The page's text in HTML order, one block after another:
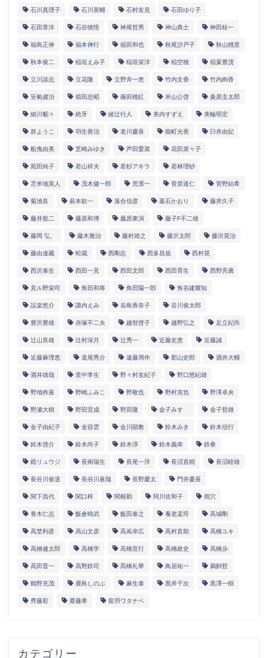
石川真理子 石川英輔 石村友見 石田ゆり子
石田章洋 石谷慎悟 神尾哲男 神山典士 神田桂一
福島正伸 福本伸行 福田和也 秋尾沙戸子 秋山桃里
秋本俊二 稲垣えみ子 稲垣栄洋 稲空穂 稲葉豊茂
立川談志 立花隆 立野井一恵 竹内文香 竹内絢香
笹氣健治 箱田忠昭 篠田桃紅 米山公啓 粂原圭太郎
細川貂々 絶牙 綾辻行人 美内すずえ 美輪明宏
群ようこ 羽生善治 老川慶喜 能町光香 臼井由妃
船曳由美 芝崎みゆき 芦田愛菜 花田菜々子
苑田純子 若山祥夫 若杉アキラ 若林理砂
苫米地英人 茂木健一郎 荒濱一 菅原道仁 菅野結希
菊池良 萩本欽一 落合信彦 葉石かおり 藤井久子
藤井龍二 藤原和博 藤原東演 藤子F不二雄
藤岡 弘、 藤木雅治 藤村靖之 藤沢太郎 藤沢晃治
藤由達藏 蛇蔵 西剛志 西多昌規 西村晃
西沢泰生 西田一見 西田文郎 西田育生 西野亮廣
見ル野栄司 角田和将 角田陽一郎 角谷建耀知
設楽悠介 諏内えみ 谷島香奈子 谷川俊太郎
豊沢豊雄 赤塚不二夫 越智啓子 越野弘之 足立紀尚
辻山良雄 辻村深月 辻秀一 近藤史恵 近藤誠
近藤麻理恵 道尾秀介 遠藤周作 郡山史郎 酒井大輔
酒井雄哉 里中李生 野々村友紀子 野口悠紀雄
野地秩嘉 野崎ふみこ 野敬也 野村克也 野澤卓央
野瀬大樹 野田宜成 野田隆 金子みすゞ 金子哲雄
金子由紀子 金容雲 金川顕教 鈴木みき 鈴木信行
鈴木啓介 鈴木尚子 鈴木淳 鈴木義幸 鉄拳
鏡リュウジ 長南瑞生 長尾一洋 長沼直樹 長沼睦雄
長谷川俊道 長谷川嘉哉 長野慶太 門井慶喜
関下昌代 関口梓 関根勤 阿川佐和子 雨穴
青木仁志 飯倉晴武 飯田泰之 養老孟司 高城剛
高埜利彦 高山文彦 高嶌幸広 高村直助 高橋ユキ
高橋健太郎 高橋学 高橋宣行 高橋政史 高橋歩
高田晋一 高野鉄司 髙橋礼華 鳥居祐一 鵜飼哲
鶴野充茂 鹿島しのぶ 麻生泰 黒井千次 黒澤一樹
齊藤彩 齋藤孝 龍羽ワタナベ
カテゴリー